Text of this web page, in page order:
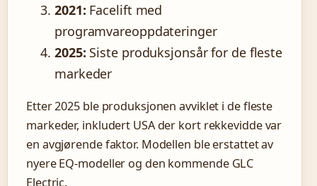
2021: Facelift med
programvareoppdateringer
2025: Siste produksjonsår for de fleste
markeder
Etter 2025 ble produksjonen avviklet i de fleste
markeder, inkludert USA der kort rekkevidde var
en avgjørende faktor. Modellen ble erstattet av
nyere EQ-modeller og den kommende GLC
Electric.